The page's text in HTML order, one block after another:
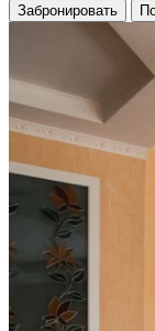
Забронировать